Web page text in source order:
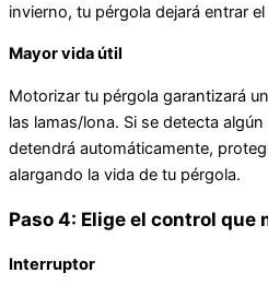
invierno, tu pérgola dejará entrar
Mayor vida útil
Motorizar tu pérgola garantizará
las lamas/lona. Si se detecta
detendrá automáticamente,
alargando la vida de tu pérgola.
Paso 4: Elige el control que
Interruptor